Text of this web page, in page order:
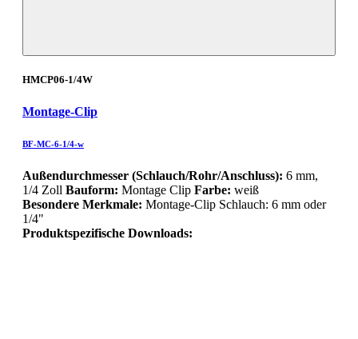
HMCP06-1/4W
Montage-Clip
BF-MC-6-1/4-w
Außendurchmesser (Schlauch/Rohr/Anschluss): 6 mm,
1/4 Zoll Bauform: Montage Clip Farbe: weiß
Besondere Merkmale: Montage-Clip Schlauch: 6 mm oder
1/4"
Produktspezifische Downloads: